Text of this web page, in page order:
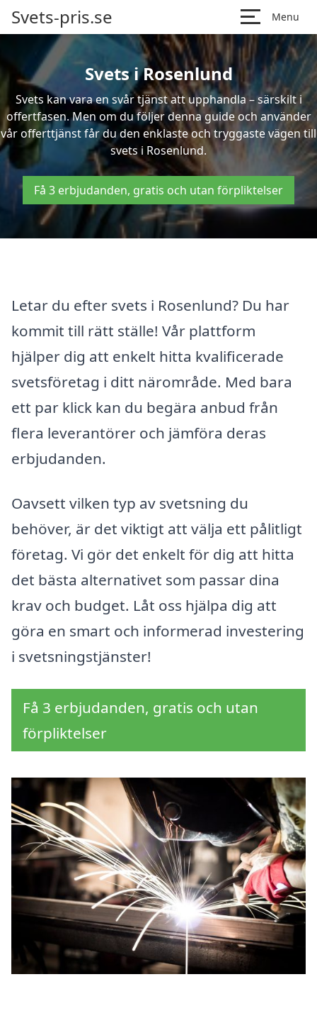
Svets-pris.se Menu
Svets i Rosenlund
Svets kan vara en svår tjänst att upphandla – särskilt i
offertfasen. Men om du följer denna guide och använder
vår offerttjänst får du den enklaste och tryggaste vägen till
svets i Rosenlund.
Få 3 erbjudanden, gratis och utan förpliktelser
Letar du efter svets i Rosenlund? Du har
kommit till rätt ställe! Vår plattform
hjälper dig att enkelt hitta kvalificerade
svetsföretag i ditt närområde. Med bara
ett par klick kan du begära anbud från
flera leverantörer och jämföra deras
erbjudanden.
Oavsett vilken typ av svetsning du
behöver, är det viktigt att välja ett pålitligt
företag. Vi gör det enkelt för dig att hitta
det bästa alternativet som passar dina
krav och budget. Låt oss hjälpa dig att
göra en smart och informerad investering
i svetsningstjänster!
Få 3 erbjudanden, gratis och utan
förpliktelser